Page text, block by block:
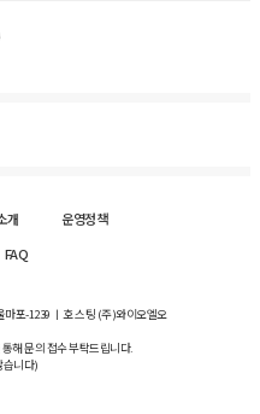
개
운영정책
FAQ
포-1239 ㅣ 호스팅 (주)와이오엘오
해 문의 접수 부탁드립니다.
습니다)